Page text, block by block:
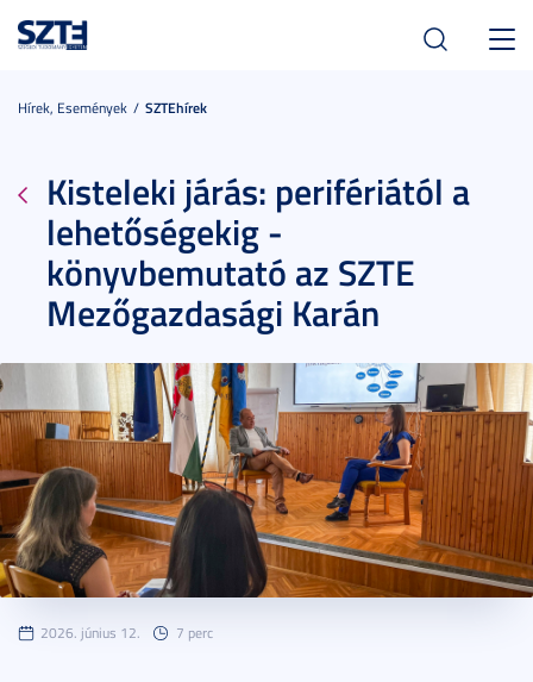
Hírek, Események SZTEhírek
Kisteleki járás: perifériától a
lehetőségekig -
könyvbemutató az SZTE
Mezőgazdasági Karán
2026. június 12. 7 perc